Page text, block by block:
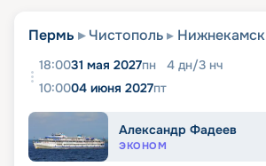
Пермь Чистополь Нижнекамск
18:0031 мая 2027пн 4 дн/3 нч
10:0004 июня 2027пт
Александр Фадеев
ЭКОНОМ